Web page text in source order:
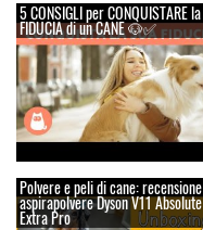
5 CONSIGLI per CONQUISTARE la
FIDUCIA di un CANE 🐶✅
Polvere e peli di cane: recensione
aspirapolvere Dyson V11 Absolute
Extra Pro